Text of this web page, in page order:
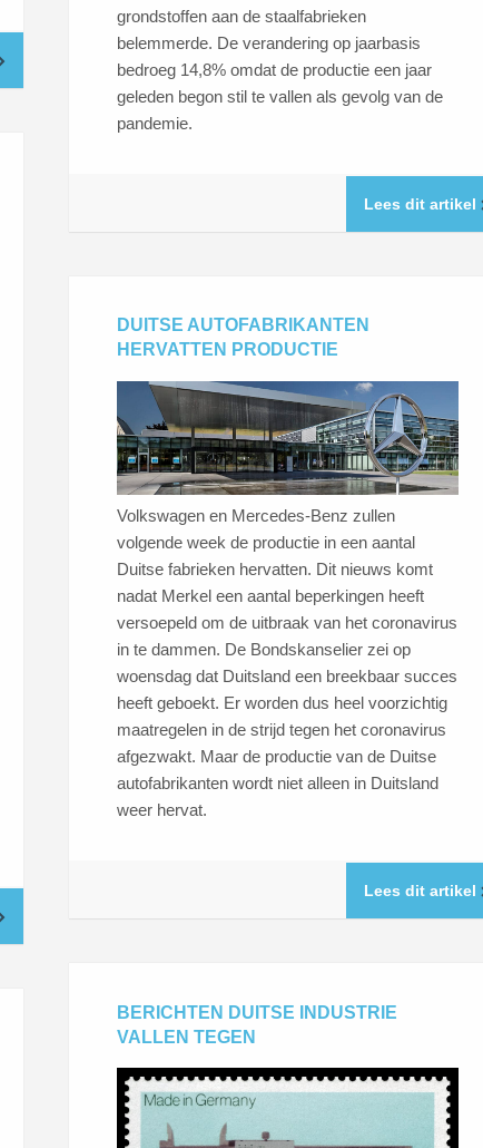
grondstoffen aan de staalfabrieken
belemmerde. De verandering op jaarbasis
bedroeg 14,8% omdat de productie een jaar
geleden begon stil te vallen als gevolg van de
pandemie.
Lees dit artikel
DUITSE AUTOFABRIKANTEN
HERVATTEN PRODUCTIE
Volkswagen en Mercedes-Benz zullen
volgende week de productie in een aantal
Duitse fabrieken hervatten. Dit nieuws komt
nadat Merkel een aantal beperkingen heeft
versoepeld om de uitbraak van het coronavirus
in te dammen. De Bondskanselier zei op
woensdag dat Duitsland een breekbaar succes
heeft geboekt. Er worden dus heel voorzichtig
maatregelen in de strijd tegen het coronavirus
afgezwakt. Maar de productie van de Duitse
autofabrikanten wordt niet alleen in Duitsland
weer hervat.
Lees dit artikel
BERICHTEN DUITSE INDUSTRIE
VALLEN TEGEN